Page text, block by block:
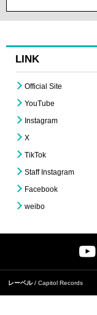
LINK
Official Site
YouTube
Instagram
X
TikTok
Staff Instagram
Facebook
weibo
レーベル Capitol Records